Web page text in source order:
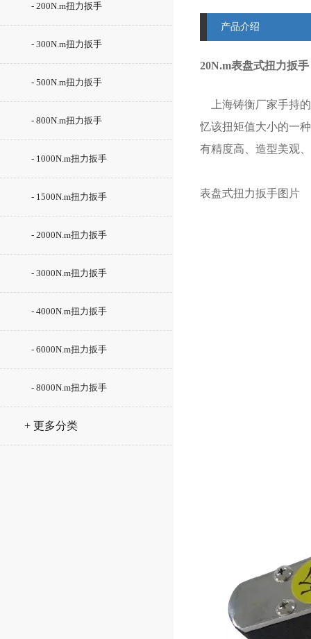
- 200N.m扭力扳手
- 300N.m扭力扳手
- 500N.m扭力扳手
- 800N.m扭力扳手
- 1000N.m扭力扳手
- 1500N.m扭力扳手
- 2000N.m扭力扳手
- 3000N.m扭力扳手
- 4000N.m扭力扳手
- 6000N.m扭力扳手
- 8000N.m扭力扳手
+ 更多分类
产品介绍
20N.m表盘式扭力扳
上海铸衡厂家手持
忆该扭矩值大小的一
有精度高、造型美观
表盘式扭力扳手图片